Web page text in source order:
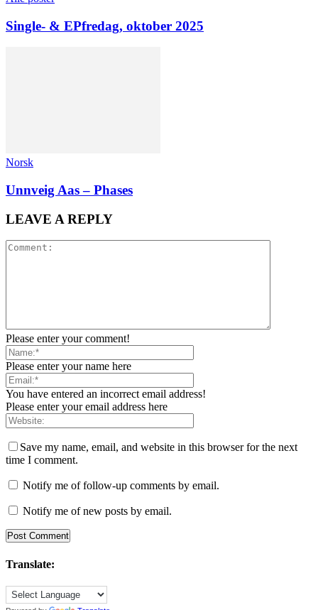
Single- & EPfredag, oktober 2025
Norsk
Unnveig Aas – Phases
LEAVE A REPLY
Please enter your comment!
Please enter your name here
You have entered an incorrect email address!
Please enter your email address here
Save my name, email, and website in this browser for the next
time I comment.
Notify me of follow-up comments by email.
Notify me of new posts by email.
Translate: